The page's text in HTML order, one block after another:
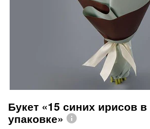
Букет «15 синих ирисов в
упаковке»